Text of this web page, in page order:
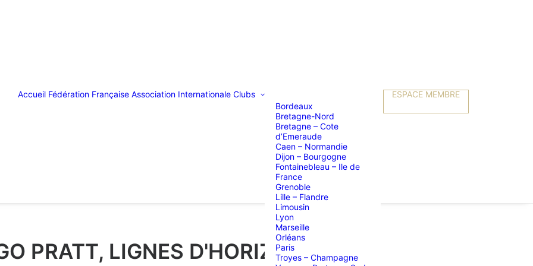
Accueil Fédération Française Association Internationale Clubs
Bordeaux
Bretagne-Nord
Bretagne – Cote
d’Emeraude
Caen – Normandie
Dijon – Bourgogne
Fontainebleau – Ile de
France
Grenoble
Lille – Flandre
Limousin
Lyon
Marseille
Orléans
Paris
Troyes – Champagne
ESPACE MEMBRE
PRATT, LIGNES D'HORIZON